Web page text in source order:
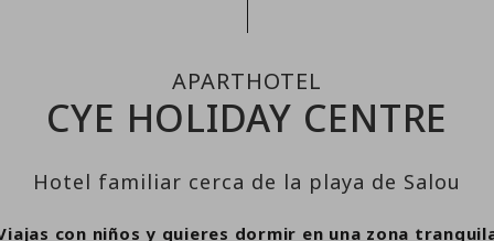
APARTHOTEL
CYE HOLIDAY CENTRE
Hotel familiar cerca de la playa de Salou
con niños y quieres dormir en una zona